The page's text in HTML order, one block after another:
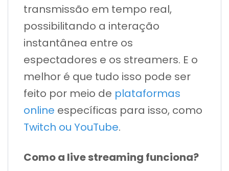
transmissão em tempo real,
possibilitando a interação
instantânea entre os
espectadores e os streamers. E o
melhor é que tudo isso pode ser
feito por meio de plataformas
online específicas para isso, como
Twitch ou YouTube.
Como a live streaming funciona?